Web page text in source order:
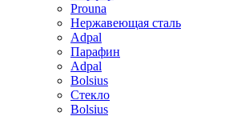
Prouna
Нержавеющая сталь
Adpal
Парафин
Adpal
Bolsius
Стекло
Bolsius